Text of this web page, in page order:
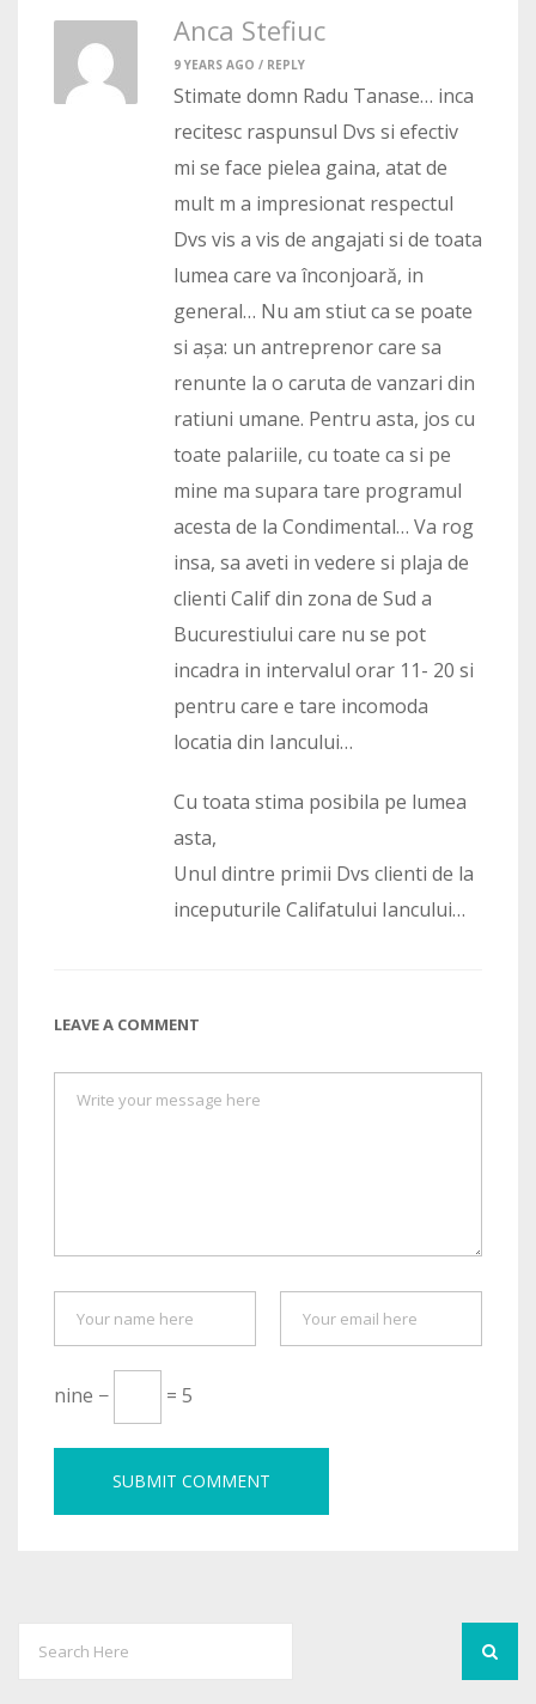
Anca Stefiuc
9 YEARS AGO / REPLY
Stimate domn Radu Tanase… inca
recitesc raspunsul Dvs si efectiv
mi se face pielea gaina, atat de
mult m a impresionat respectul
Dvs vis a vis de angajati si de toata
lumea care va înconjoară, in
general… Nu am stiut ca se poate
si așa: un antreprenor care sa
renunte la o caruta de vanzari din
ratiuni umane. Pentru asta, jos cu
toate palariile, cu toate ca si pe
mine ma supara tare programul
acesta de la Condimental… Va rog
insa, sa aveti in vedere si plaja de
clienti Calif din zona de Sud a
Bucurestiului care nu se pot
incadra in intervalul orar 11- 20 si
pentru care e tare incomoda
locatia din Iancului…
Cu toata stima posibila pe lumea
asta,
Unul dintre primii Dvs clienti de la
inceputurile Califatului Iancului…
LEAVE A COMMENT
nine − = 5